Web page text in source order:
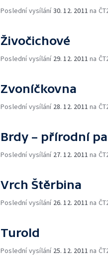
Poslední vysílání30. 12. 2011 na
Živočichové
Poslední vysílání 29. 12. 2011 na
Zvoníčkovna
Poslední vysílání 28. 12. 2011 na
Brdy – přírodní
Poslední vysílání 27. 12. 2011 na
Vrch Štěrbina
Poslední vysílání 26. 12. 2011 na
Turold
Poslední vysílání 25. 12. 2011 na